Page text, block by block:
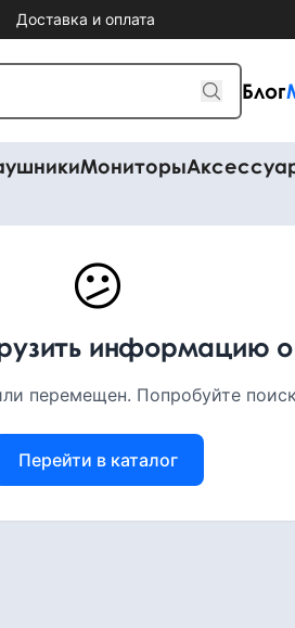
Доставка и оплата
Блог
Мониторы
😕
информацию
перемещен. Попробуйте
Перейти в каталог